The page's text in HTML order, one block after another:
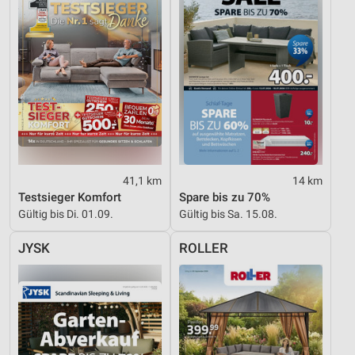
41,1 km
Testsieger Komfort
Gültig bis Di. 01.09.
14 km
Spare bis zu 70%
Gültig bis Sa. 15.08.
JYSK ROLLER
Entwicklung und Verbesserung der Angebote
Verwendung reduzierter Daten zur Auswahl von
Inhalten
IAB-Besonderheiten:
Verwendung genauer Standortdaten
Geräte anhand von aktiv angeforderten
Informationen identifizieren
Notwendig
Funktional
Werbung